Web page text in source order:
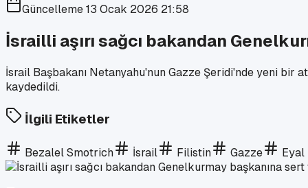
Güncelleme13 Ocak 2026 21:58
İsrailli aşırı sağcı bakandan
İsrail Başbakanı Netanyahu'nun Gazze Şeridi'nde yeni bir
kaydedildi.
İlgili Etiketler
Bezalel Smotrich İsrail Filistin Gazze Eyal